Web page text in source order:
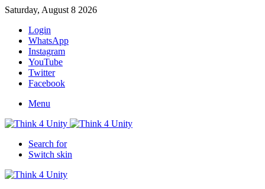
Saturday, August 8 2026
Login
WhatsApp
Instagram
YouTube
Twitter
Facebook
Menu
Search for
Switch skin